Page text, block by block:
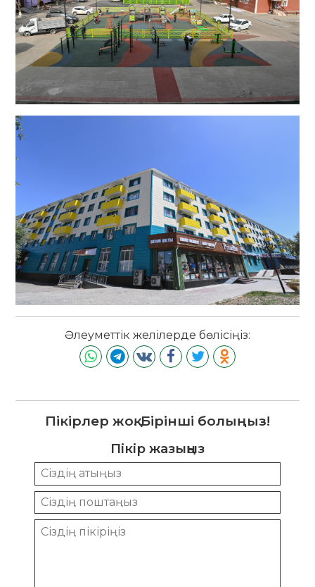
Әлеуметтік желілерде бөлісіңіз:
Пікірлер жоқ. Бірінші болыңыз!
Пікір жазыңыз